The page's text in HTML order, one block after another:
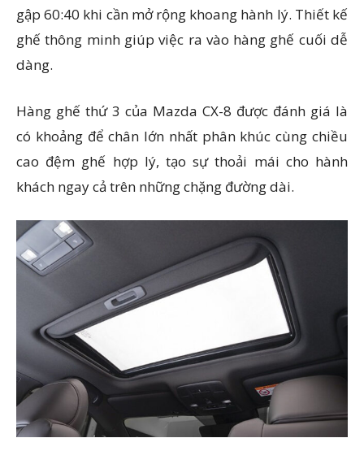
gập 60:40 khi cần mở rộng khoang hành lý. Thiết kế
ghế thông minh giúp việc ra vào hàng ghế cuối dễ
dàng.
Hàng ghế thứ 3 của Mazda CX-8 được đánh giá là
có khoảng để chân lớn nhất phân khúc cùng chiều
cao đệm ghế hợp lý, tạo sự thoải mái cho hành
khách ngay cả trên những chặng đường dài.